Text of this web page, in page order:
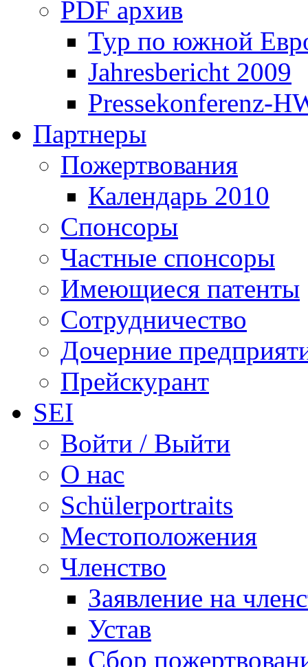
PDF архив
Тур по южной
Jahresbericht 2009
Pressekonferenz-
Партнеры
Пожертвования
Календарь 2010
Спонсоры
Частные спонсоры
Имеющиеся патенты
Сотрудничество
Дочерние
Прейскурант
SEI
Войти / Выйти
О нас
Schülerportraits
Местоположения
Членство
Заявление на
Устав
Сбор